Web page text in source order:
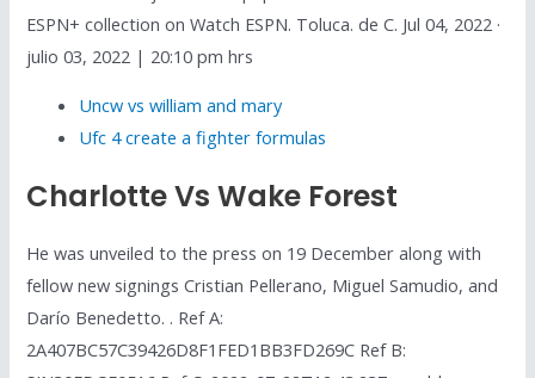
ESPN+ collection on Watch ESPN. Toluca. de C. Jul 04, 2022 ·
julio 03, 2022 | 20:10 pm hrs
Uncw vs william and mary
Ufc 4 create a fighter formulas
Charlotte Vs Wake Forest
He was unveiled to the press on 19 December along with
fellow new signings Cristian Pellerano, Miguel Samudio, and
Darío Benedetto. . Ref A:
2A407BC57C39426D8F1FED1BB3FD269C Ref B: